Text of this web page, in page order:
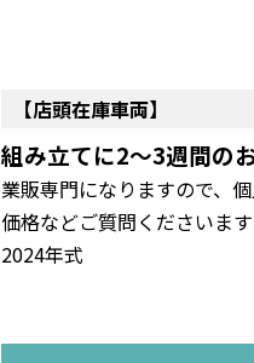
【店頭在庫車両】
組み立てに2～3週間の
業販専門になりますので、
価格などご質問くださいま
2024年式